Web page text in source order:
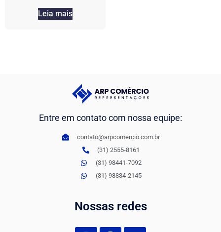
Leia mais
Entre em contato com nossa equipe:
contato@arpcomercio.com.br
(31) 2555-8161
(31) 98441-7092
(31) 98834-2145
Nossas redes